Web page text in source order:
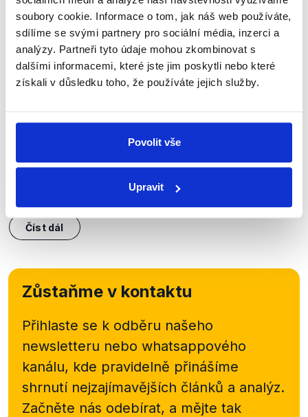
soubory cookie. Informace o tom, jak náš web používáte,
sdílíme se svými partnery pro sociální média, inzerci a
analýzy. Partneři tyto údaje mohou zkombinovat s
dalšími informacemi, které jste jim poskytli nebo které
získali v důsledku toho, že používáte jejich služby.
Povolit vše
Upravit
OVĚŘENO
Miroslava Němcová a Radek
Vondráček
Vondráček (předseda Poslanecké sněmovny, ANO)
se setkali v nedělních Otázkách Václava Moravce.
Diskutovali o přijímání zákonů v nouzovém stavu,...
Číst dál
Zůstaňme v kontaktu
Přihlaste se k odběru našeho
newsletteru nebo whatsappového
kanálu, kde pravidelně přinášíme
shrnutí nejzajímavějších článků a analýz.
Začněte nás odebírat, a mějte tak